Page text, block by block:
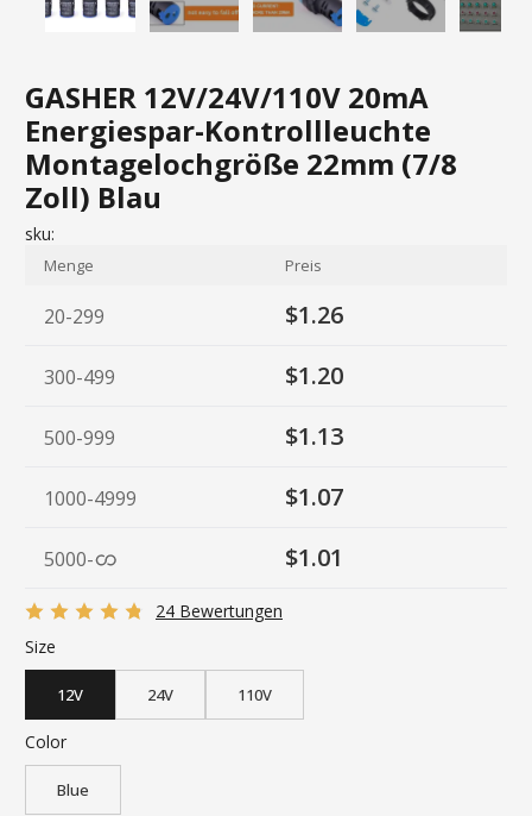
GASHER 12V/24V/110V 20mA
Energiespar-Kontrollleuchte
Montagelochgröße 22mm (7/8
Zoll) Blau
sku:
Menge Preis
20-299 $1.26
300-499 $1.20
500-999 $1.13
1000-4999 $1.07
5000- $1.01
24 Bewertungen
Size
12V 24V 110V
Color
Blue